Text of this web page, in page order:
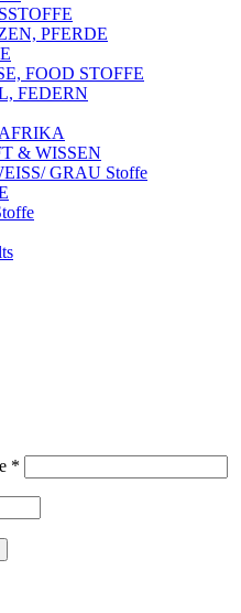
PFERDE
FOOD STOFFE
FEDERN
& WISSEN
GRAU Stoffe
*